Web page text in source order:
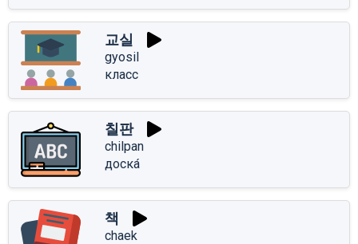
교실
gyosil
класс
칠판
chilpan
доска́
책
chaek